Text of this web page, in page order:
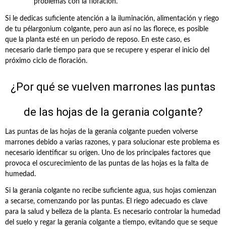
problemas con la floración.
Si le dedicas suficiente atención a la iluminación, alimentación y riego
de tu pélargonium colgante, pero aun así no las florece, es posible
que la planta esté en un periodo de reposo. En este caso, es
necesario darle tiempo para que se recupere y esperar el inicio del
próximo ciclo de floración.
¿Por qué se vuelven marrones las puntas
de las hojas de la gerania colgante?
Las puntas de las hojas de la gerania colgante pueden volverse
marrones debido a varias razones, y para solucionar este problema es
necesario identificar su origen. Uno de los principales factores que
provoca el oscurecimiento de las puntas de las hojas es la falta de
humedad.
Si la gerania colgante no recibe suficiente agua, sus hojas comienzan
a secarse, comenzando por las puntas. El riego adecuado es clave
para la salud y belleza de la planta. Es necesario controlar la humedad
del suelo y regar la gerania colgante a tiempo, evitando que se seque